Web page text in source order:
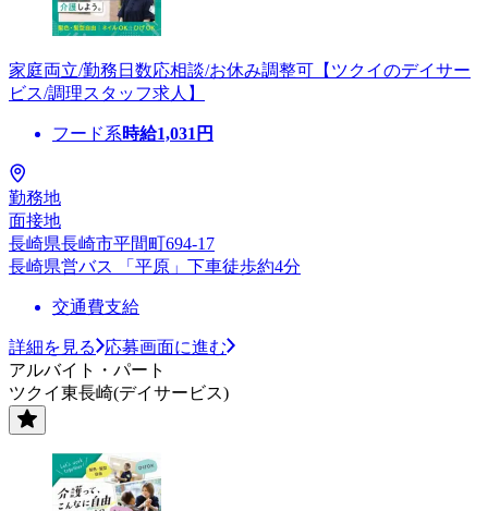
家庭両立/勤務日数応相談/お休み調整可【ツクイのデイサー
ビス/調理スタッフ求人】
フード系時給1,031 円
勤務地
面接地
長崎県長崎市平間町694-17
長崎県営バス 「平原」下車徒歩約4分
交通費支給
詳細を見る
応募画面に進む
アルバイト・パート
ツクイ東長崎(デイサービス)